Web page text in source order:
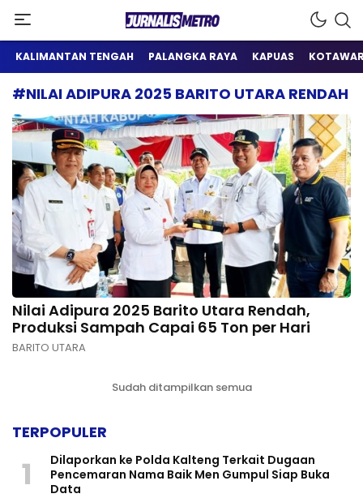
Jurnalis Metro
Satu Wadah Informasi
KALIMANTAN TENGAH PALANGKA RAYA KAPUAS
#NILAI ADIPURA 2025 BARITO UTARA RENDAH
Nilai Adipura 2025 Barito Utara Rendah,
Produksi Sampah Capai 65 Ton per Hari
BARITO UTARA
Sudah ditampilkan semua
TERPOPULER
1
Dilaporkan ke Polda Kalteng Terkait Dugaan
Pencemaran Nama Baik Men Gumpul Siap Buka
Data